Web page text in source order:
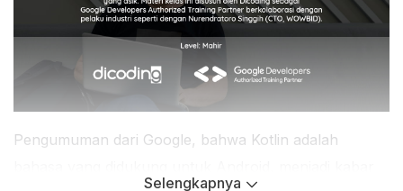
Pengumuman dari Google, bahwa Kotlin adalah
Selengkapnya